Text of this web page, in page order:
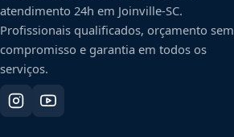
atendimento 24h em Joinville-SC.
Profissionais qualificados, orçamento sem
compromisso e garantia em todos os
serviços.